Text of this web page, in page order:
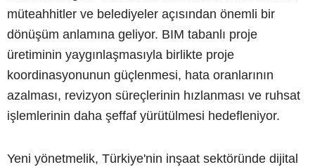
müteahhitler ve belediyeler açısından önemli bir
dönüşüm anlamına geliyor. BIM tabanlı proje
üretiminin yaygınlaşmasıyla birlikte proje
koordinasyonunun güçlenmesi, hata oranlarının
azalması, revizyon süreçlerinin hızlanması ve ruhsat
işlemlerinin daha şeffaf yürütülmesi hedefleniyor.
Yeni yönetmelik, Türkiye'nin inşaat sektöründe dijital